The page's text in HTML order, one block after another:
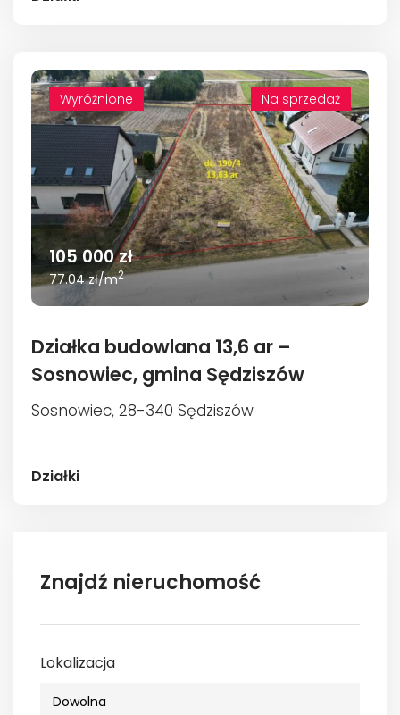
Wyróżnione
Wyróżnione Na sprzedaż
105 000 zł
77.04 zł/m2
Działka budowlana 13,6 ar –
Sosnowiec, gmina Sędziszów
Sosnowiec, 28-340 Sędziszów
Działki
Znajdź nieruchomość
Lokalizacja